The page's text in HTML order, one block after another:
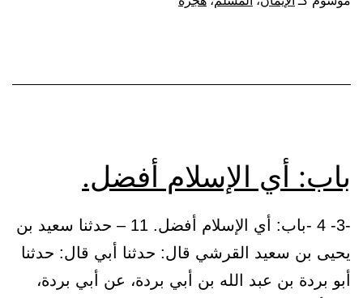
باب: أي الإسلام أفضل.
-3- 4 -باب: أي الإسلام أفضل. 11 – حدثنا سعيد بن
يحيى بن سعيد القرشي قال: حدثنا أبي قال: حدثنا
أبو بردة بن عبد الله بن أبي بردة، عن أبي بردة،